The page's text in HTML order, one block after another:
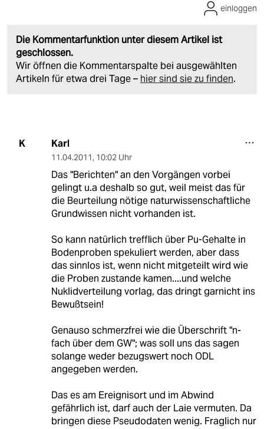
Die Kommentarfunktion unter diesem Artikel ist
geschlossen.
Wir öffnen die Kommentarspalte bei ausgewählten
Artikeln für etwa drei Tage – hier sind sie zu finden.
einloggen
K Karl
11.04.2011, 10:02 Uhr
Das "Berichten" an den Vorgängen vorbei
gelingt u.a deshalb so gut, weil meist das für
die Beurteilung nötige naturwissenschaftliche
Grundwissen nicht vorhanden ist.
So kann natürlich trefflich über Pu-Gehalte in
Bodenproben spekuliert werden, aber dass
das sinnlos ist, wenn nicht mitgeteilt wird wie
die Proben zustande kamen....und welche
Nuklidverteilung vorlag, das dringt garnicht ins
Bewußtsein!
Genauso schmerzfrei wie die Überschrift "n-
fach über dem GW"; was soll uns das sagen
solange weder bezugswert noch ODL
angegeben werden.
Das es am Ereignisort und im Abwind
gefährlich ist, darf auch der Laie vermuten. Da
bringen diese Pseudodaten wenig. Fraglich nur